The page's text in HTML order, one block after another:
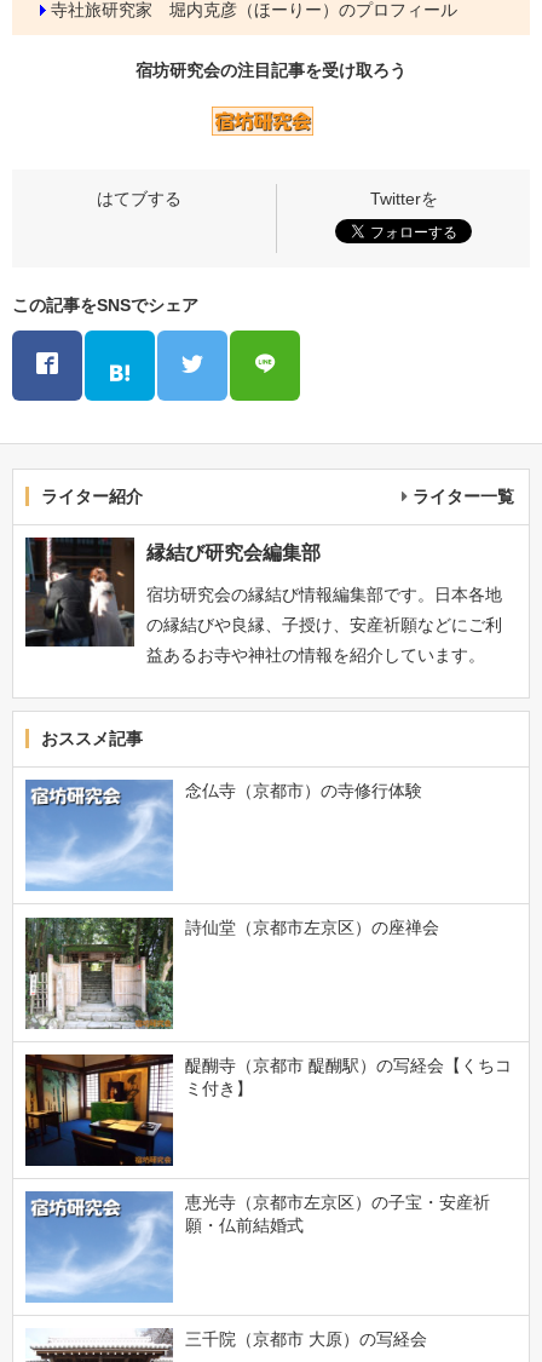
寺社旅研究家 堀内克彦（ほーりー）のプロフィール
宿坊研究会の注目記事を受け取ろう
この記事をSNSでシェア
ライター紹介 ライター一覧
縁結び研究会編集部
宿坊研究会の縁結び情報編集部です。日本各地
の縁結びや良縁、子授け、安産祈願などにご利
益あるお寺や神社の情報を紹介しています。
おススメ記事
念仏寺（京都市）の寺修行体験
詩仙堂（京都市左京区）の座禅会
醍醐寺（京都市 醍醐駅）の写経会【くちコ
ミ付き】
恵光寺（京都市左京区）の子宝・安産祈
願・仏前結婚式
三千院（京都市 大原）の写経会